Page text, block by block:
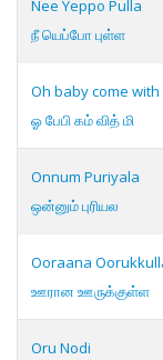
Nee Yeppo Pulla
நீ யெப்போ புள்ள
Oh baby come with
ஓ பேபி கம் வித் மி
Onnum Puriyala
ஒன்னும் புரியல
Ooraana
ஊரான ஊருக்குள்ள
Oru Nodi